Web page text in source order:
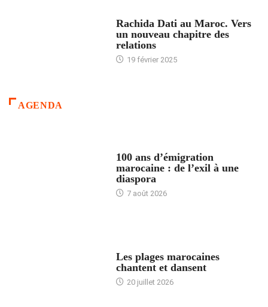
Rachida Dati au Maroc. Vers
un nouveau chapitre des
relations
19 février 2025
AGENDA
100 ans d’émigration
marocaine : de l’exil à une
diaspora
7 août 2026
Les plages marocaines
chantent et dansent
20 juillet 2026